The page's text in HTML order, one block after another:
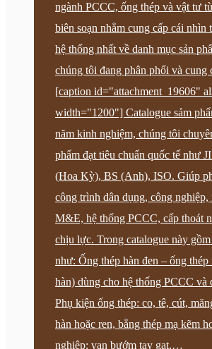
ngành PCCC, ống thép và vật tư
biên soạn nhằm cung cấp cái nhìn
hệ thống nhất về danh mục sản
chúng tôi đang phân phối và cung
[caption id="attachment_19606"
width="1200"] Catalogue sảm
năm kinh nghiệm, chúng tôi
phẩm đạt tiêu chuẩn quốc tế như
(Hoa Kỳ), BS (Anh), ISO. Giúp
công trình dân dụng, công
M&E, hệ thống PCCC, cấp thoát
chịu lực. Trong catalogue này
như: Ống thép hàn đen – ống thép
hàn) dùng cho hệ thống PCCC và
Phụ kiện ống thép: co, tê, cút,
hàn hoặc ren, bằng thép mạ kẽm
nghiệp: van bướm tay gạt,…